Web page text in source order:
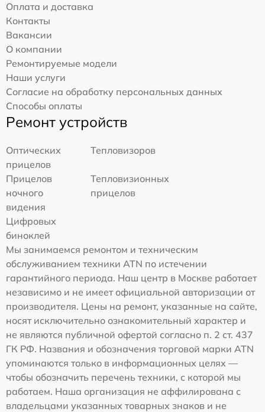
Оплата и доставка
Контакты
Вакансии
О компании
Ремонтируемые модели
Наши услуги
Согласие на обработку персональных данных
Способы оплаты
Ремонт устройств
Оптических
прицелов
Тепловизоров
Прицелов
ночного
видения
Тепловизионных
прицелов
Цифровых
биноклей
Мы занимаемся ремонтом и техническим
обслуживанием техники ATN по истечении
гарантийного периода. Наш центр в Москве работает
независимо и не имеет официальной авторизации от
производителя. Цены на ремонт, указанные на сайте,
носят исключительно ознакомительный характер и
не являются публичной офертой согласно п. 2 ст. 437
ГК РФ. Названия и обозначения торговой марки ATN
упоминаются только в информационных целях —
чтобы обозначить перечень техники, с которой мы
работаем. Наша организация не аффилирована с
владельцами указанных товарных знаков и не